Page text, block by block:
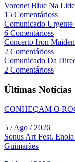
Voronet Blue Na
15 Comentárioss
Comunicado
6 Comentárioss
Concerto Iron
2 Comentárioss
Comunicado Da
2 Comentárioss
Últimas Noticias
CONHEÇAM O
|
5 / Ago / 2026
Sonus Art Fest.
Guimarães
|